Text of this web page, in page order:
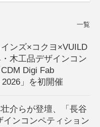
一覧
インズ×コクヨ×VUILD
木工品デザインコン
Digi Fab
」を初開催
介らが登壇、「長谷
インコンペティション